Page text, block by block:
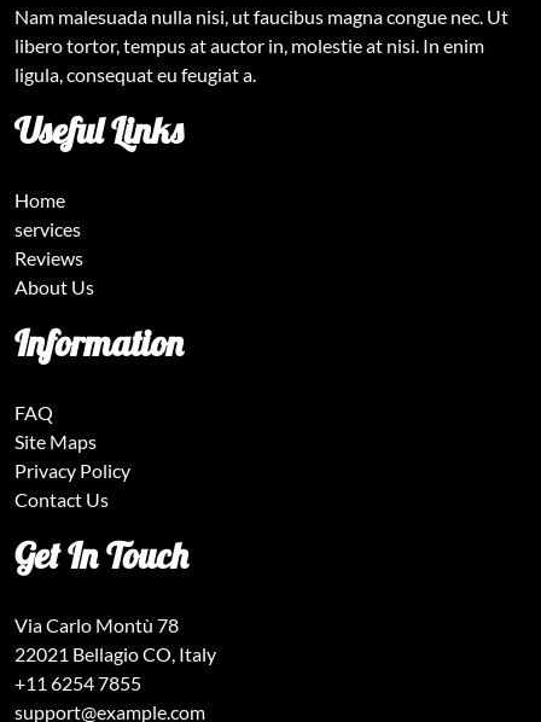
Nam malesuada nulla nisi, ut faucibus magna congue nec. Ut
libero tortor, tempus at auctor in, molestie at nisi. In enim
ligula, consequat eu feugiat a.
Useful Links
Home
services
Reviews
About Us
Information
FAQ
Site Maps
Privacy Policy
Contact Us
Get In Touch
Via Carlo Montù 78
22021 Bellagio CO, Italy
+11 6254 7855
support@example.com